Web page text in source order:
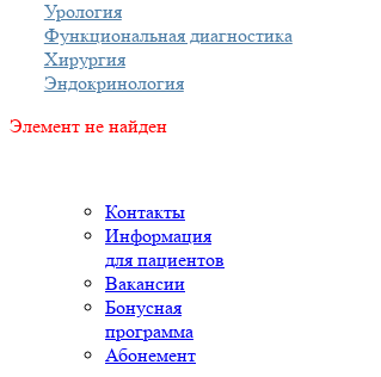
Урология
Функциональная диагностика
Хирургия
Эндокринология
Элемент не найден
Контакты
Информация
для пациентов
Вакансии
Бонусная
программа
Абонемент